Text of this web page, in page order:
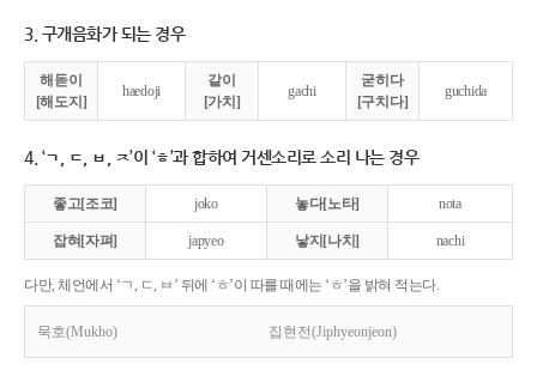
3. 구개음화가 되는 경우
해돋이
[해도지]
haedoji
같이
[가치]
gachi
굳히다
[구치다]
guchida
4. ‘ㄱ, ㄷ, ㅂ, ㅈ’이 ‘ㅎ’과 합하여 거센소리로 소리 나는 경우
좋고[조코] joko 놓다[노타] nota
잡혀[자펴] japyeo 낳지[나치] nachi
다만, 체언에서 ‘ㄱ, ㄷ, ㅂ’ 뒤에 ‘ㅎ’이 따를 때에는 ‘ㅎ’을 밝혀 적는다.
묵호(Mukho) 집현전(Jiphyeonjeon)